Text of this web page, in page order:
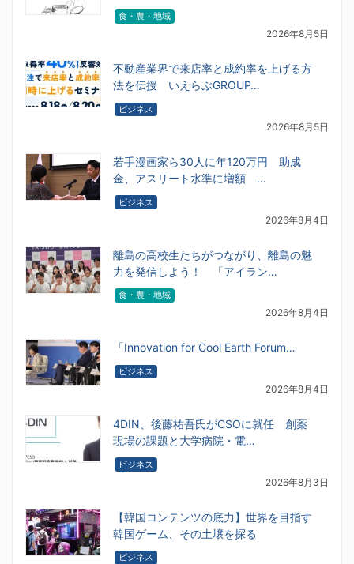
食・農・地域
2026年8月5日
不動産業界で来店率と成約率を上げる方
法を伝授 いえらぶGROUP…
ビジネス
2026年8月5日
若手漫画家ら30人に年120万円 助成
金、アスリート水準に増額 …
ビジネス
2026年8月4日
離島の高校生たちがつながり、離島の魅
力を発信しよう！ 「アイラン…
食・農・地域
2026年8月4日
「Innovation for Cool Earth Forum…
ビジネス
2026年8月4日
4DIN、後藤祐吾氏がCSOに就任 創薬
現場の課題と大学病院・電…
ビジネス
2026年8月3日
【韓国コンテンツの底力】世界を目指す
韓国ゲーム、その土壌を探る
ビジネス